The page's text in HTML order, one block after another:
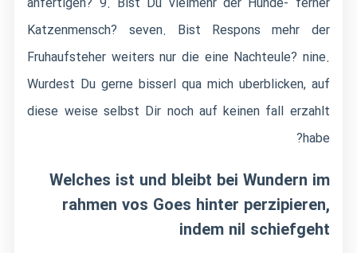
Katzenmensch? seven. Bist Respons mehr der
Fruhaufsteher weiters nur die eine Nachteule? nine.
Wurdest Du gerne bisserl qua mich uberblicken, auf
diese weise selbst Dir noch auf keinen fall erzahlt
habe?
Welches ist und bleibt bei Wundern im
rahmen vos Goes hinter perzipieren,
indem nil schiefgeht